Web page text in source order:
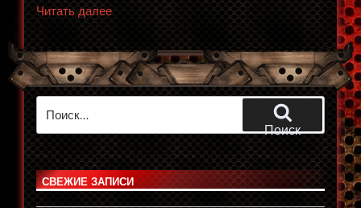
Читать далее«Первая
лекция
по
файтингам,
Санкт-
Поиск
СВЕЖИЕ ЗАПИСИ